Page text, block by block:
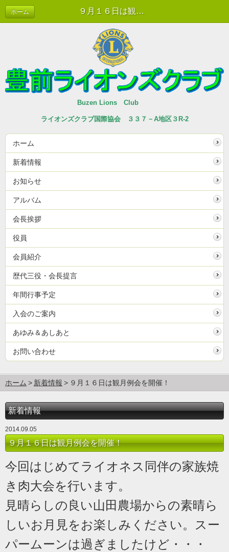
９月１６日は観月例会を開催！ | 新着情報
ホーム
Buzen Lions Club
ライオンズクラブ国際協会 ３３７－A地区３R-2
ホーム
新着情報
お知らせ
アルバム
会長挨拶
役員
会員紹介
歴代三役・会長提言
年間行事予定
入会のご案内
あゆみ＆あしあと
お問い合わせ
ホーム 新着情報 ９月１６日は観月例会を開催！
新着情報
2014.09.05
９月１６日は観月例会を開催！
今回はじめてライオネス同伴の家族焼
き肉大会を行います。
見晴らしの良い山田農場からの素晴ら
しいお月見をお楽しみください。スー
パームーンは過ぎましたけど・・・